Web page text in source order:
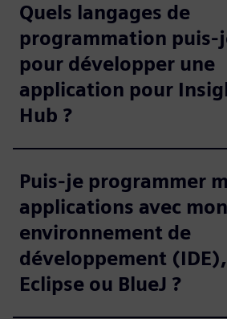
Quels langages de
programmation
pour développer une
application pour
Hub ?
Puis-je programmer
applications avec
environnement de
développement
Eclipse ou BlueJ ?